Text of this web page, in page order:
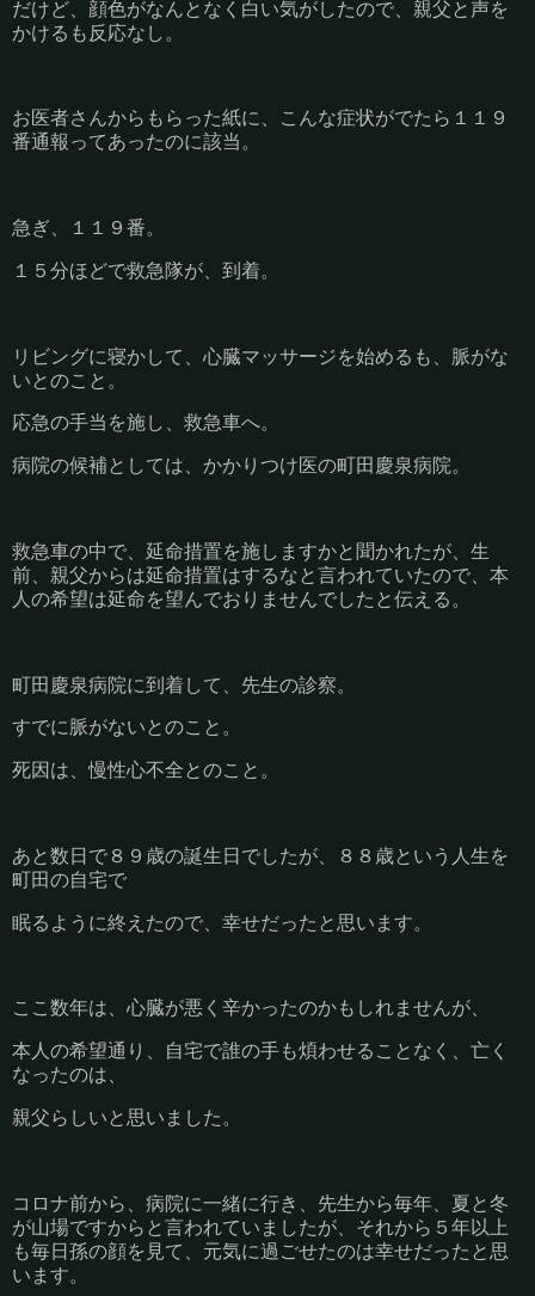
だけど、顔色がなんとなく白い気がしたので、親父と声を
かけるも反応なし。
お医者さんからもらった紙に、こんな症状がでたら１１９
番通報ってあったのに該当。
急ぎ、１１９番。
１５分ほどで救急隊が、到着。
リビングに寝かして、心臓マッサージを始めるも、脈がな
いとのこと。
応急の手当を施し、救急車へ。
病院の候補としては、かかりつけ医の町田慶泉病院。
救急車の中で、延命措置を施しますかと聞かれたが、生
前、親父からは延命措置はするなと言われていたので、本
人の希望は延命を望んでおりませんでしたと伝える。
町田慶泉病院に到着して、先生の診察。
すでに脈がないとのこと。
死因は、慢性心不全とのこと。
あと数日で８９歳の誕生日でしたが、８８歳という人生を
町田の自宅で
眠るように終えたので、幸せだったと思います。
ここ数年は、心臓が悪く辛かったのかもしれませんが、
本人の希望通り、自宅で誰の手も煩わせることなく、亡く
なったのは、
親父らしいと思いました。
コロナ前から、病院に一緒に行き、先生から毎年、夏と冬
が山場ですからと言われていましたが、それから５年以上
も毎日孫の顔を見て、元気に過ごせたのは幸せだったと思
います。